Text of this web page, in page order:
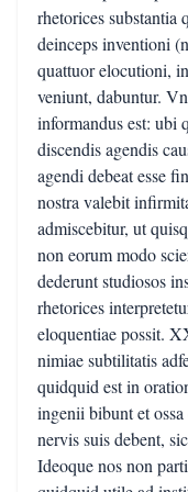
rhetorices
deinceps inventioni
quattuor elocutioni,
veniunt, dabuntur.
informandus est: ubi
discendis agendis
agendi debeat esse
nostra valebit
admiscebitur, ut
non eorum modo
dederunt studiosos
rhetorices
eloquentiae possit.
nimiae subtilitatis
quidquid est in
ingenii bibunt et ossa
nervis suis debent,
Ideoque nos non